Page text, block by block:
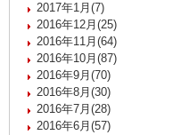
2017年1月(7)
2016年12月(25)
2016年11月(64)
2016年10月(87)
2016年9月(70)
2016年8月(30)
2016年7月(28)
2016年6月(57)